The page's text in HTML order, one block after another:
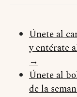
Únete al
y entérate
→
Únete al
de la